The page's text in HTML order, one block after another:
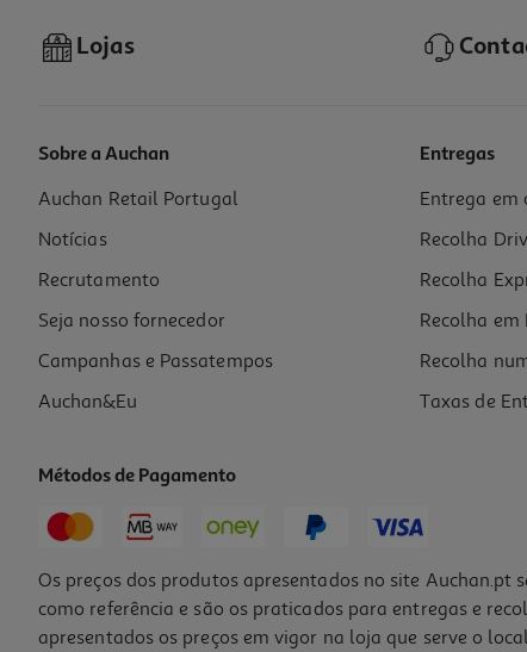
Perfume Iap Pharma Senhora Nº90 150 Ml
15.4 €/un
15,40 €
Lojas
Sobre a Auchan
Auchan Retail Portugal
Notícias
Recrutamento
Seja nosso fornecedor
Campanhas e Passatempos
Auchan&Eu
Entregas
Entrega em
Recolha
Recolha
Recolha em
Recolha
Taxas de
Métodos de Pagamento
Os preços dos produtos apresentados no site
como referência e são os praticados para entregas e
apresentados os preços em vigor na loja que serve o